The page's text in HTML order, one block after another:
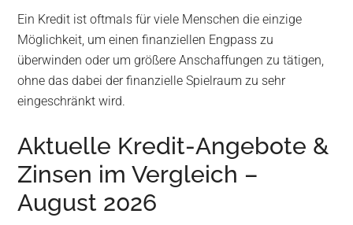
Ein Kredit ist oftmals für viele Menschen die einzige
Möglichkeit, um einen finanziellen Engpass zu
überwinden oder um größere Anschaffungen zu tätigen,
ohne das dabei der finanzielle Spielraum zu sehr
eingeschränkt wird.
Aktuelle Kredit-Angebote &
Zinsen im Vergleich –
August 2026